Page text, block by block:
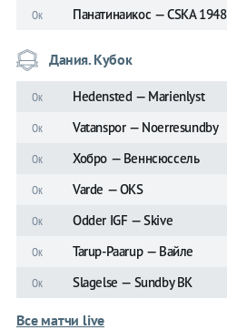
Ок Панатинаикос — CSKA
Дания. Кубок
Ок Hedensted — Marienlyst
Ок Vatanspor — Noerresundby
Ок Хобро — Веннсюссель
Ок Varde — OKS
Ок Odder IGF — Skive
Ок Tarup-Paarup — Вайле
Ок Slagelse — Sundby BK
Все матчи live